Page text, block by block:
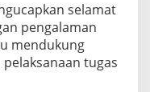
selamat
pengalaman
mendukung
tugas